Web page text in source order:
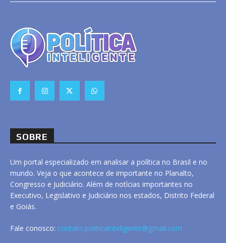
SOBRE
Um portal especializado em analisar a política no Brasil e no
mundo. Veja o que acontece de importante no Planalto,
Congresso e Judiciário. Além de notícias importantes no
Executivo, Legislativo e Judiciário nos estados, Distrito Federal
e Goiás.
Fale conosco: contato.politicainteligente@gmail.com